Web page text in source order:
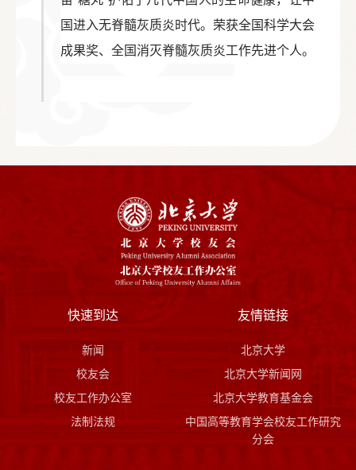
国进入无脊髓灰质炎时代。荣获全国科学大会
成果奖、全国消灭脊髓灰质炎工作先进个人。
快速到达
新闻
校友会
校友工作办公室
法制法规
友情链接
北京大学
北京大学新闻网
北京大学教育基金会
中国高等教育学会校友工作研究
分会